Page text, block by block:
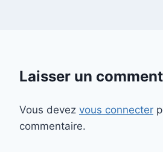
Laisser un
Vous devez vous connecter
commentaire.